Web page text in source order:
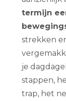
termijn
strekken
je
stappen,
trap, het